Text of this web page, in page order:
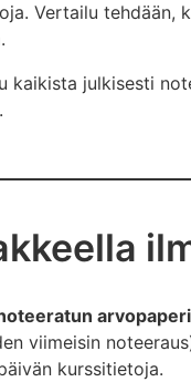
Vertailu tehdään,
kaikista julkisesti
viimeisin
kurssitietoja.